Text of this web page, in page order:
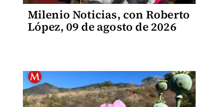
Milenio Noticias, con Roberto
López, 09 de agosto de 2026